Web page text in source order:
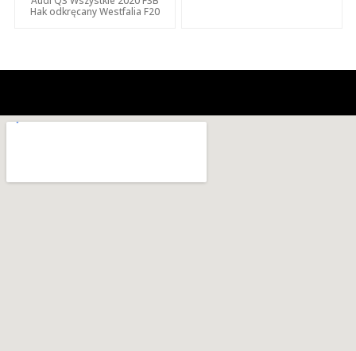
Hak odkręcany Westfalia F20